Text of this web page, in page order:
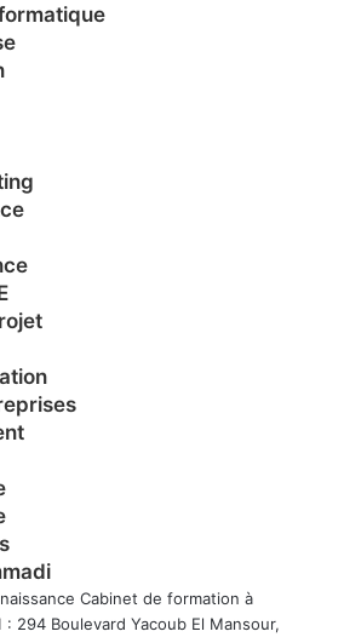
Cabinet de formation à
294 Boulevard Yacoub El Mansour,